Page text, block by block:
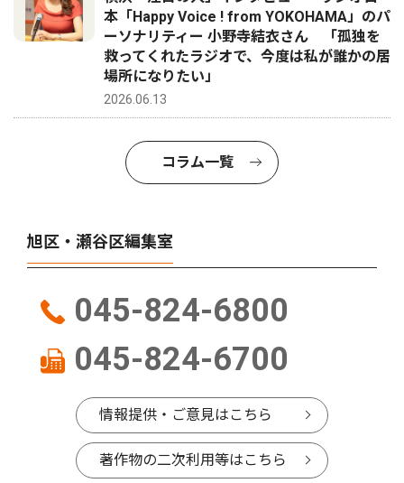
本「Happy Voice ! from YOKOHAMA」のパ
ーソナリティー 小野寺結衣さん 「孤独を
救ってくれたラジオで、今度は私が誰かの居
場所になりたい」
2026.06.13
コラム一覧
旭区・瀬谷区編集室
045-824-6800
045-824-6700
情報提供・ご意見はこちら
著作物の二次利用等はこちら